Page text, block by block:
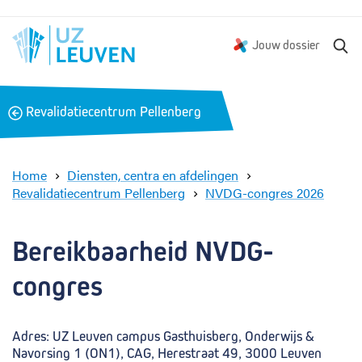
Jouw dossier
B
k
Revalidatiecentrum Pellenberg
Home
Diensten, centra en afdelingen
Revalidatiecentrum Pellenberg
NVDG-congres 2026
Bereikbaarheid NVDG-
congres
Adres: UZ Leuven campus Gasthuisberg, Onderwijs &
Navorsing 1 (ON1), CAG, Herestraat 49, 3000 Leuven